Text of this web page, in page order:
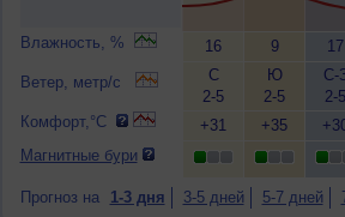
Влажность, %
Ветер, метр/с
Комфорт,°C
Магнитные бури
16
С
2-5
+31
9
Ю
2-5
+35
17
С-
2-5
Прогноз на 1-3 дня 3-5 дней 5-7 дней